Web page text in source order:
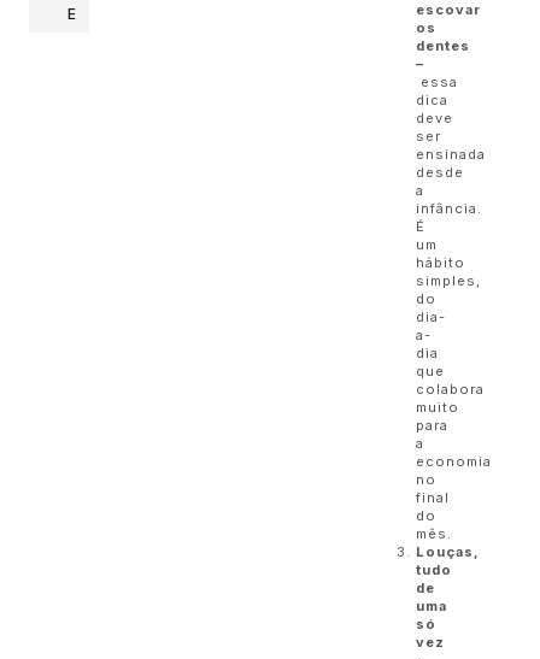
E
escovar
os
dentes
–
essa
dica
deve
ser
ensinada
desde
a
infância.
É
um
hábito
simples,
do
dia-
a-
dia
que
colabora
muito
para
a
economia
no
final
do
mês.
Louças,
tudo
de
uma
só
vez